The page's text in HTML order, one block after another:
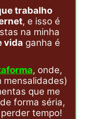
trabalho
, e isso é
na minha
vida ganha é
, onde,
mensalidades)
que me
forma séria,
tempo!